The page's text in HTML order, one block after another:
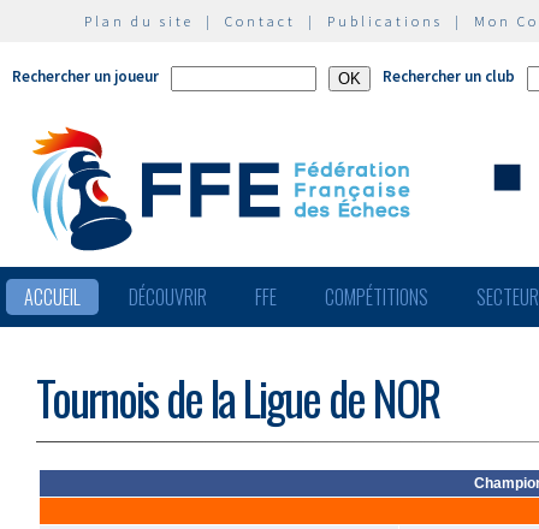
Plan du site | Contact | Publications | Mon
Rechercher un joueur Rechercher un club
ACCUEIL DÉCOUVRIR FFE COMPÉTITIONS
Tournois de la Ligue de NOR